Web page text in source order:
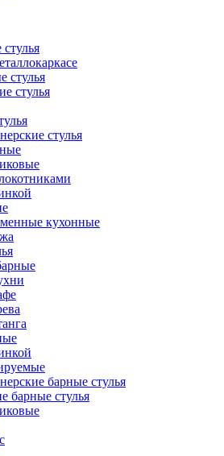
стулья
стулья
стулья
кухонные
барные стулья
барные стулья